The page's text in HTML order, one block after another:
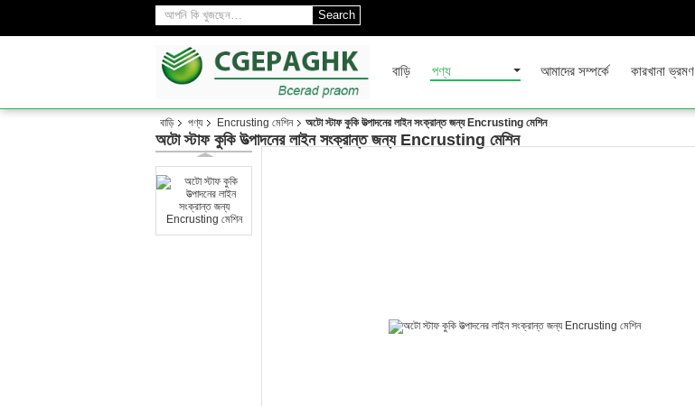
Search
বাড়ি পণ্য আমাদের সম্পর্কে কারখানা ভ্রমণ
বাড়ি পণ্য Encrusting মেশিন অটো স্টাফ কুকি উত্পাদনের লাইন সংক্রান্ত জন্য Encrusting মেশিন
অটো স্টাফ কুকি উত্পাদনের লাইন সংক্রান্ত জন্য Encrusting মেশিন